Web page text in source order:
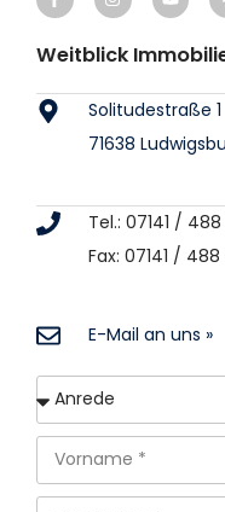
Weitblick
Solitudestraße 1
71638
Tel.: 07141 /
Fax: 07141 / 488
E-Mail an uns »